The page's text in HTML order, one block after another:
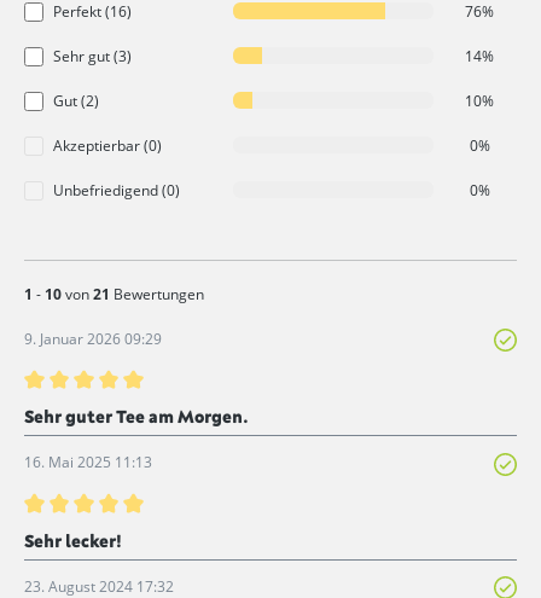
Perfekt (16) 76%
Sehr gut (3) 14%
Gut (2) 10%
Akzeptierbar (0) 0%
Unbefriedigend (0) 0%
1 - 10von21 Bewertungen
9. Januar 2026 09:29
Bewertung mit 5 von 5 Sternen
Sehr guter Tee am Morgen.
16. Mai 2025 11:13
Bewertung mit 5 von 5 Sternen
Sehr lecker!
23. August 2024 17:32